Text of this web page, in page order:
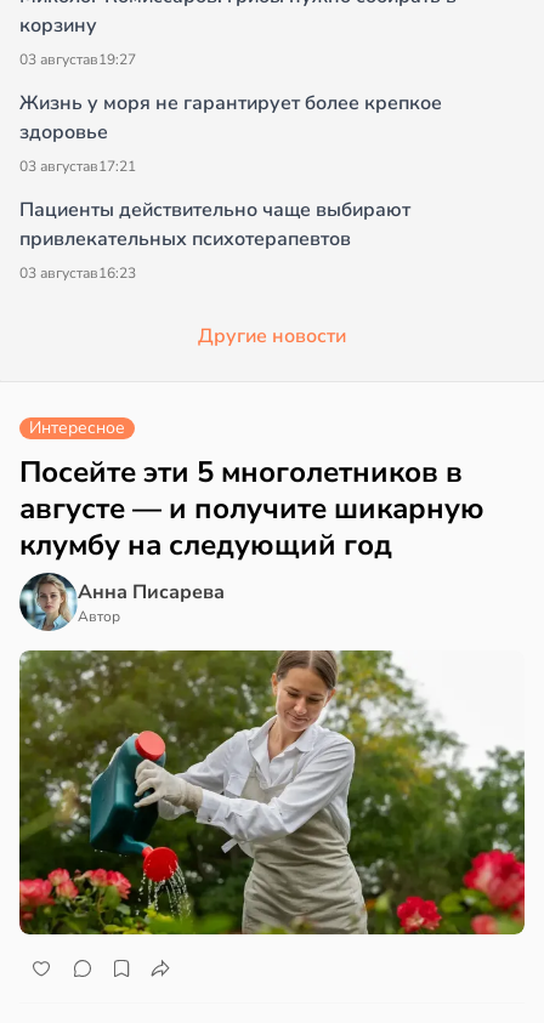
корзину
03 августав19:27
Жизнь у моря не гарантирует более крепкое
здоровье
03 августав17:21
Пациенты действительно чаще выбирают
привлекательных психотерапевтов
03 августав16:23
Другие новости
Интересное
Посейте эти 5 многолетников в
августе — и получите шикарную
клумбу на следующий год
Анна Писарева
Автор